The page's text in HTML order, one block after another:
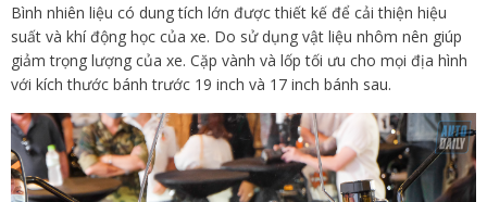
Bình nhiên liệu có dung tích lớn được thiết kế để cải thiện hiệu
suất và khí động học của xe. Do sử dụng vật liệu nhôm nên giúp
giảm trọng lượng của xe. Cặp vành và lốp tối ưu cho mọi địa hình
với kích thước bánh trước 19 inch và 17 inch bánh sau.